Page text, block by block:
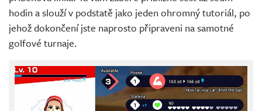
hodin a slouží v podstatě jako jeden ohromný tutoriál, po
jehož dokončení jste naprosto připraveni na samotné
golfové turnaje.